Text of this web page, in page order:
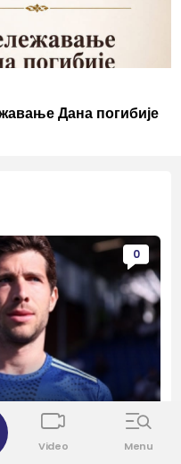
Дана погибије
0
Anđeles
Video Menu